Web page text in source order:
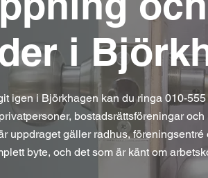
i
igen i Björkhagen kan du ringa 010-
bostadsrättsföreningar
uppdraget gäller radhus,
byte, och det som är känt om